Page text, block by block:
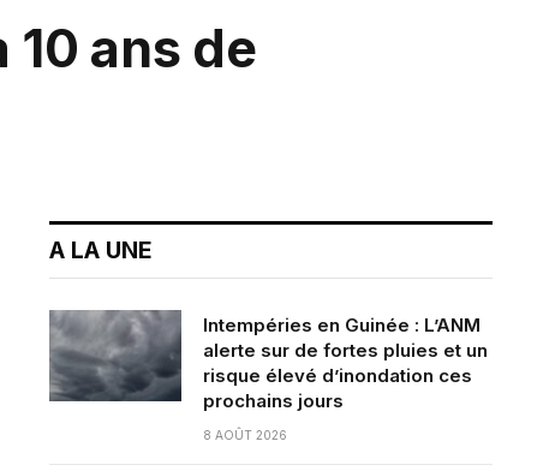
ans de
A LA UNE
Intempéries en Guinée : L’ANM
alerte sur de fortes pluies et un
risque élevé d’inondation ces
prochains jours
8 AOÛT 2026